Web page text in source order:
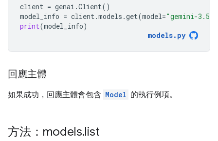
client = genai .Client()
model_info = client.models .get(model="gemini-3.5-
print(model_info)
models. py
回應主體
如果成功，回應主體會包含 Model 的執行例項。
方法：models.list